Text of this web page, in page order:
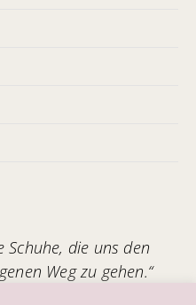
Schuhe, die uns den
Weg zu gehen.“